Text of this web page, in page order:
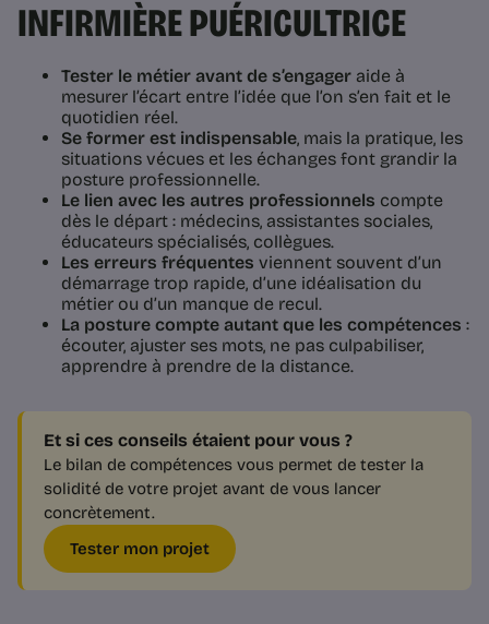
INFIRMIÈRE PUÉRICULTRICE
Tester le métier avant de s’engager aide à
mesurer l’écart entre l’idée que l’on s’en fait et le
quotidien réel.
Se former est indispensable, mais la pratique, les
situations vécues et les échanges font grandir la
posture professionnelle.
Le lien avec les autres professionnels compte
dès le départ : médecins, assistantes sociales,
éducateurs spécialisés, collègues.
Les erreurs fréquentes viennent souvent d’un
démarrage trop rapide, d’une idéalisation du
métier ou d’un manque de recul.
La posture compte autant que les compétences :
écouter, ajuster ses mots, ne pas culpabiliser,
apprendre à prendre de la distance.
Et si ces conseils étaient pour vous ?
Le bilan de compétences vous permet de tester la
solidité de votre projet avant de vous lancer
concrètement.
Tester mon projet